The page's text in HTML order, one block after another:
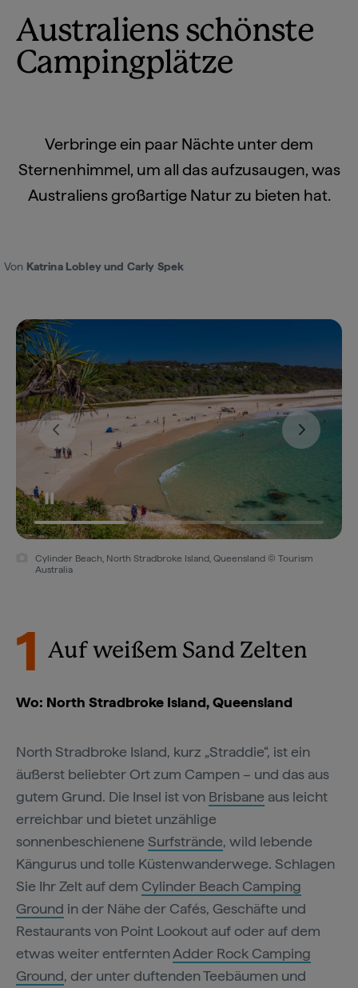
Australiens schönste
Campingplätze
Verbringe ein paar Nächte unter dem
Sternenhimmel, um all das aufzusaugen, was
Australiens großartige Natur zu bieten hat.
Von Katrina Lobley und Carly Spek
Yura Tours, Adder Rock, North Stradbroke Island, Queensland ©
Tourism and Events Queensland
1 Auf weißem Sand Zelten
Wo: North Stradbroke Island, Queensland
North Stradbroke Island, kurz „Straddie“, ist ein
äußerst beliebter Ort zum Campen – und das aus
gutem Grund. Die Insel ist von Brisbane aus leicht
erreichbar und bietet unzählige
sonnenbeschienene Surfstrände, wild lebende
Kängurus und tolle Küstenwanderwege. Schlagen
Sie Ihr Zelt auf dem Cylinder Beach Camping
Ground in der Nähe der Cafés, Geschäfte und
Restaurants von Point Lookout auf oder auf dem
etwas weiter entferntenAdder Rock Camping
Ground, der unter duftenden Teebäumen und